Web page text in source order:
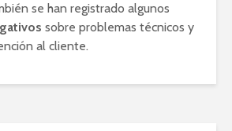
se han registrado algunos
sobre problemas técnicos y
al cliente.